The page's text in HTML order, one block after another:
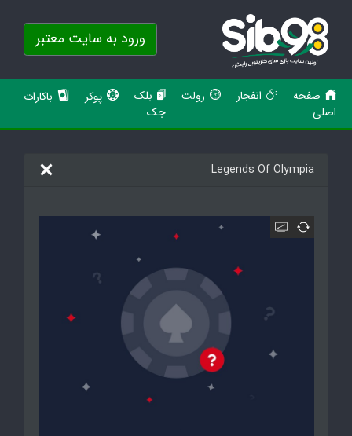
ورود به سایت معتبر
صفحه
اصلی
انفجار رولت
بلک
جک
پوکر باکارات
Legends Of Olympia